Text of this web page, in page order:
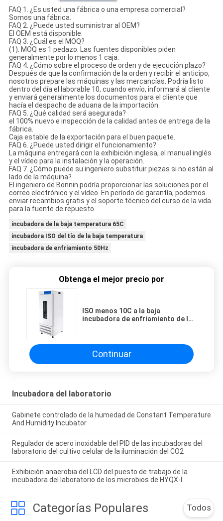
FAQ 1. ¿Es usted una fábrica o una empresa comercial?
Somos una fábrica.
FAQ 2. ¿Puede usted suministrar al OEM?
El OEM está disponible.
FAQ 3. ¿Cuál es el MOQ?
(1). MOQ es 1 pedazo. Las fuentes disponibles piden
generalmente por lo menos 1 caja.
FAQ 4. ¿Cómo sobre el proceso de orden y de ejecución plazo?
Después de que la confirmación de la orden y recibir el anticipo,
nosotros prepare las máquinas y las mercancías. Podría listo
dentro del día el laborable 10, cuando envío, informará al cliente
y enviará generalmente los documentos para el cliente que
hacía el despacho de aduana de la importación.
FAQ 5. ¿Qué calidad será asegurada?
el 100% nuevo e inspección de la calidad antes de entrega de la
fábrica.
Caja estable de la exportación para el buen paquete.
FAQ 6. ¿Puede usted dirigir el funcionamiento?
La máquina entregará con la exhibición inglesa, el manual inglés
y el vídeo para la instalación y la operación.
FAQ 7. ¿Cómo puede su ingeniero substituir piezas si no están al
lado de la máquina?
El ingeniero de Bonnin podría proporcionar las soluciones por el
correo electrónico y el vídeo. En período de garantía, podemos
enviar recambios gratis y el soporte técnico del curso de la vida
para la fuente de repuesto.
incubadora de la baja temperatura 65C
incubadora ISO del tío de la baja temperatura
incubadora de enfriamiento 50Hz
Obtenga el mejor precio por
ISO menos 10C a la baja
incubadora de enfriamiento de la
Continuar
Incubadora del laboratorio
Gabinete controlado de la humedad de Constant Temperature
And Humidity Incubator
Regulador de acero inoxidable del PID de las incubadoras del
laboratorio del cultivo celular de la iluminación del CO2
Exhibición anaerobia del LCD del puesto de trabajo de la
incubadora del laboratorio de los microbios de HYQX-I
Categorías Populares Todos